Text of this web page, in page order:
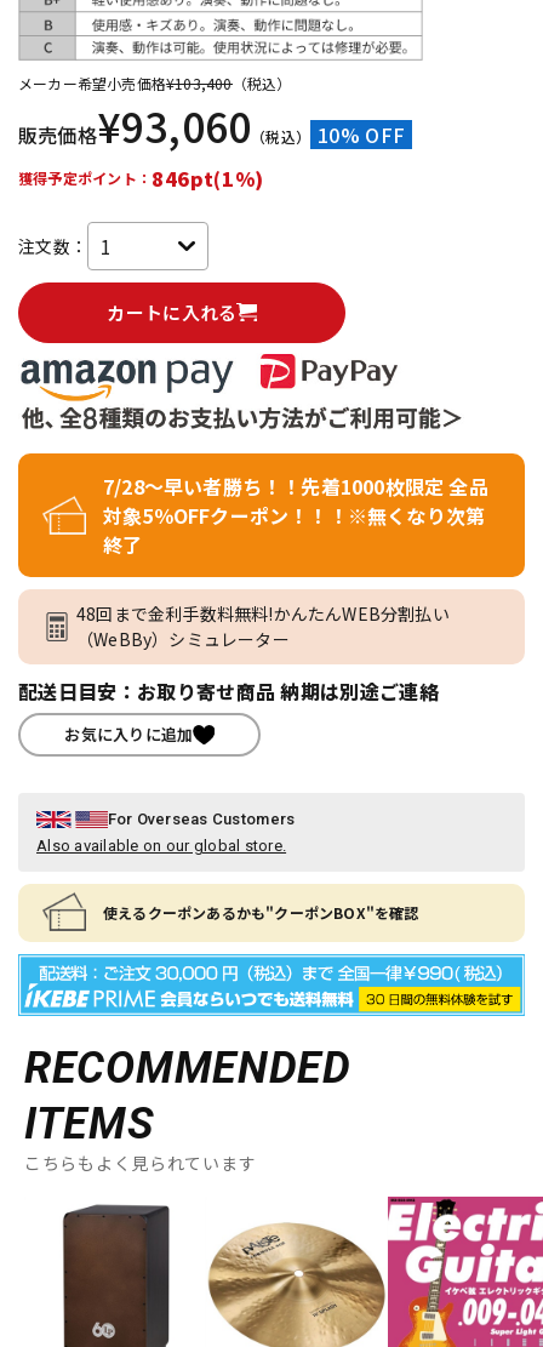
メーカー希望小売価格¥103,400（税込）
販売価格¥93,060 （税込） 10% OFF
獲得予定ポイント： 846pt(1%)
注文数：
カートに入れる
7/28～早い者勝ち！！先着1000枚限定 全品
対象5％OFFクーポン！！！※無くなり次第
終了
48回まで金利手数料無料!かんたんWEB分割払い
（WeBBy）シミュレーター
配送日目安：お取り寄せ商品 納期は別途ご連絡
お気に入りに追加
For Overseas Customers
Also available on our global store.
使えるクーポンあるかも"クーポンBOX"を確認
RECOMMENDED
ITEMS
こちらもよく見られています